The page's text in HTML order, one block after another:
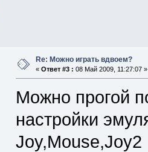
Re: Можно играть вдвоем?
« Ответ #3 : 08 Май 2009, 11:27:07 »
Можно прогой
настройки
Joy,Mouse,Joy2